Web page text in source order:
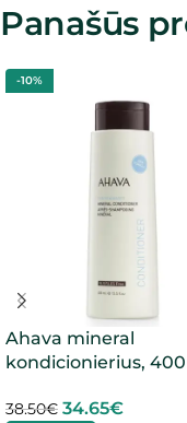
Panašūs
-10%
Ahava mineral
kondicionierius,
38.50€ 34.65€